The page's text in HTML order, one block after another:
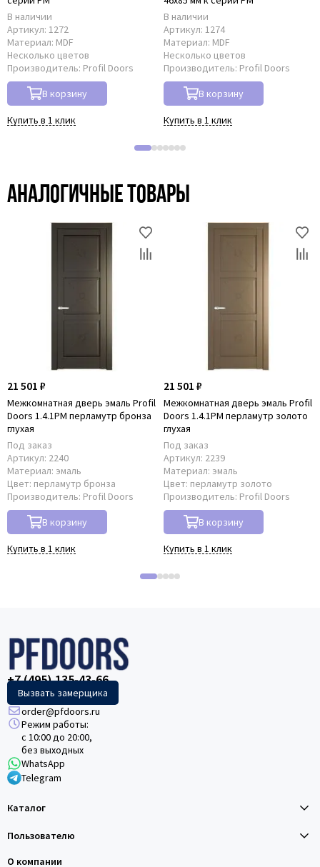
В наличии
Артикул: 1272
Материал: MDF
Несколько цветов
Производитель: Profil Doors
В корзину
Купить в 1 клик
В наличии
Артикул: 1274
Материал: MDF
Несколько цветов
Производитель: Profil Doors
В корзину
Купить в 1 клик
Аналогичные товары
21 501 ₽
Межкомнатная дверь эмаль Profil
Doors 1.4.1PM перламутр бронза
глухая
Под заказ
Артикул: 2240
Материал: эмаль
Цвет: перламутр бронза
Производитель: Profil Doors
В корзину
Купить в 1 клик
21 501 ₽
Межкомнатная дверь эмаль Profil
Doors 1.4.1PM перламутр золото
глухая
Под заказ
Артикул: 2239
Материал: эмаль
Цвет: перламутр золото
Производитель: Profil Doors
В корзину
Купить в 1 клик
+7 (495) 135-43-66
Вызвать замерщика
order@pfdoors.ru
Режим работы:
с 10:00 до 20:00,
без выходных
WhatsApp
Telegram
Каталог
Пользователю
О компании